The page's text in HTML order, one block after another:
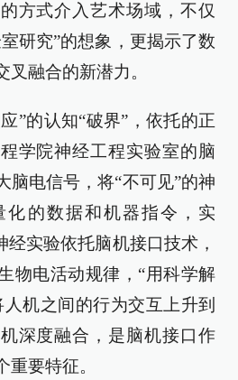
方式介入艺术场域，不仅
研究”的想象，更揭示了数
融合的新潜力。
”的认知“破界”，依托的正
学院神经工程实验室的脑
脑电信号，将“不可见”的神
化的数据和机器指令，实
经实验依托脑机接口技术，
物电活动规律，“用科学解
机之间的行为交互上升到
深度融合，是脑机接口作
重要特征。